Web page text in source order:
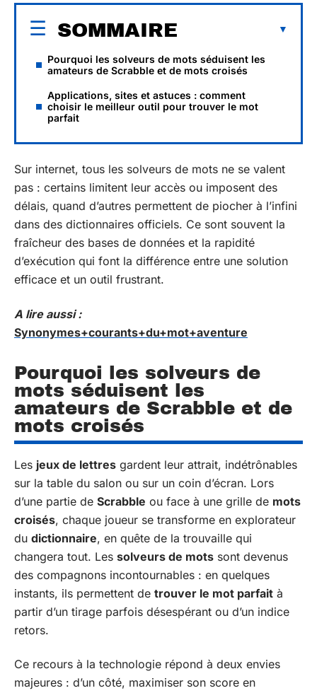
SOMMAIRE
Pourquoi les solveurs de mots séduisent les
amateurs de Scrabble et de mots croisés
Applications, sites et astuces : comment
choisir le meilleur outil pour trouver le mot
parfait
Sur internet, tous les solveurs de mots ne se valent
pas : certains limitent leur accès ou imposent des
délais, quand d’autres permettent de piocher à l’infini
dans des dictionnaires officiels. Ce sont souvent la
fraîcheur des bases de données et la rapidité
d’exécution qui font la différence entre une solution
efficace et un outil frustrant.
A lire aussi :
Synonymes+courants+du+mot+aventure
Pourquoi les solveurs de
mots séduisent les
amateurs de Scrabble et de
mots croisés
Les jeux de lettres gardent leur attrait, indétrônables
sur la table du salon ou sur un coin d’écran. Lors
d’une partie de Scrabble ou face à une grille de mots
croisés, chaque joueur se transforme en explorateur
du dictionnaire, en quête de la trouvaille qui
changera tout. Les solveurs de mots sont devenus
des compagnons incontournables : en quelques
instants, ils permettent de trouver le mot parfait à
partir d’un tirage parfois désespérant ou d’un indice
retors.
Ce recours à la technologie répond à deux envies
majeures : d’un côté, maximiser son score en